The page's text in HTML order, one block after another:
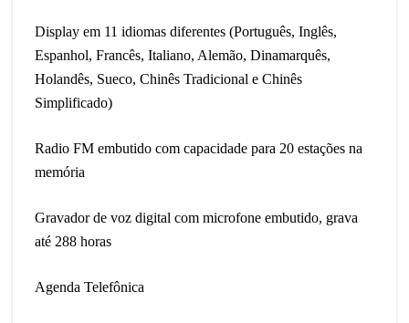
Display em 11 idiomas diferentes (Português, Inglês,
Espanhol, Francês, Italiano, Alemão, Dinamarquês,
Holandês, Sueco, Chinês Tradicional e Chinês
Simplificado)
Radio FM embutido com capacidade para 20 estações na
memória
Gravador de voz digital com microfone embutido, grava
até 288 horas
Agenda Telefônica